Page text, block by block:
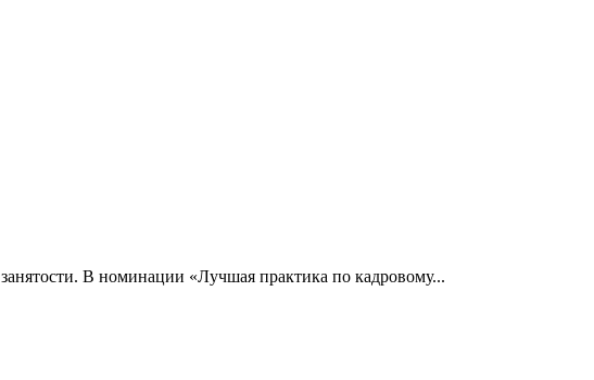
В номинации «Лучшая практика по кадровому...